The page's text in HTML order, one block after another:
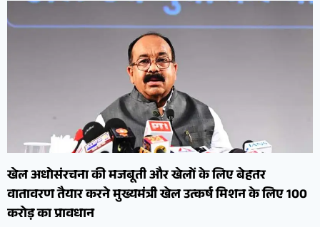
खेल अधोसंरचना की मजबूती और खेलों के लिए बेहतर
वातावरण तैयार करने मुख्यमंत्री खेल उत्कर्ष मिशन के लिए 100
करोड़ का प्रावधान